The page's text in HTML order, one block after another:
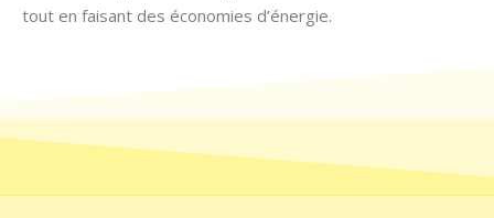
tout en faisant des économies d’énergie.